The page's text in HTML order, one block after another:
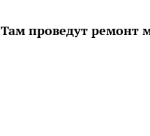
Там проведут ремонт